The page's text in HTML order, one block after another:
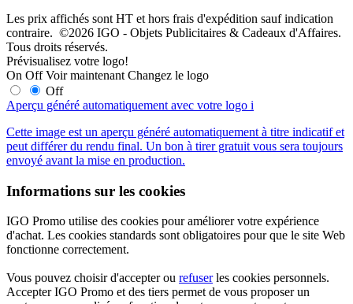
Les prix affichés sont HT et hors frais d'expédition sauf indication
contraire. ©2026 IGO - Objets Publicitaires & Cadeaux d'Affaires.
Tous droits réservés.
Prévisualisez votre logo!
On Off Voir maintenant Changez le logo
Off
Aperçu généré automatiquement avec votre logo i
Cette image est un aperçu généré automatiquement à titre indicatif et
peut différer du rendu final. Un bon à tirer gratuit vous sera toujours
envoyé avant la mise en production.
Informations sur les cookies
IGO Promo utilise des cookies pour améliorer votre expérience
d'achat. Les cookies standards sont obligatoires pour que le site Web
fonctionne correctement.
Vous pouvez choisir d'accepter ou refuserles cookies personnels.
Accepter IGO Promo et des tiers permet de vous proposer un